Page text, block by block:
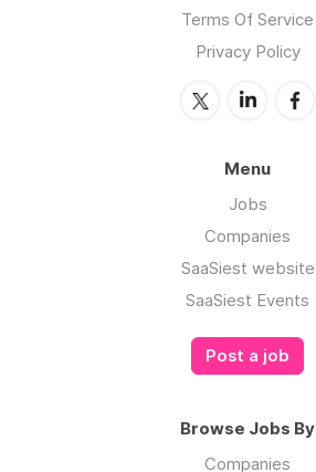
Terms Of Service
Privacy Policy
Menu
Jobs
Companies
SaaSiest website
SaaSiest Events
Post a job
Browse Jobs By
Companies